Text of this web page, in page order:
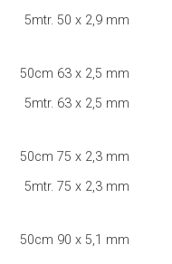
5mtr. 50 x 2,9 mm
50cm 63 x 2,5 mm
5mtr. 63 x 2,5 mm
50cm 75 x 2,3 mm
5mtr. 75 x 2,3 mm
50cm 90 x 5,1 mm